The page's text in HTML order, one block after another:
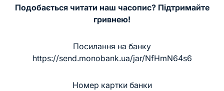
Подобається читати наш часопис? Підтримайте
гривнею!
Посилання на банку
https://send.monobank.ua/jar/NfHmN64s6
Номер картки банки